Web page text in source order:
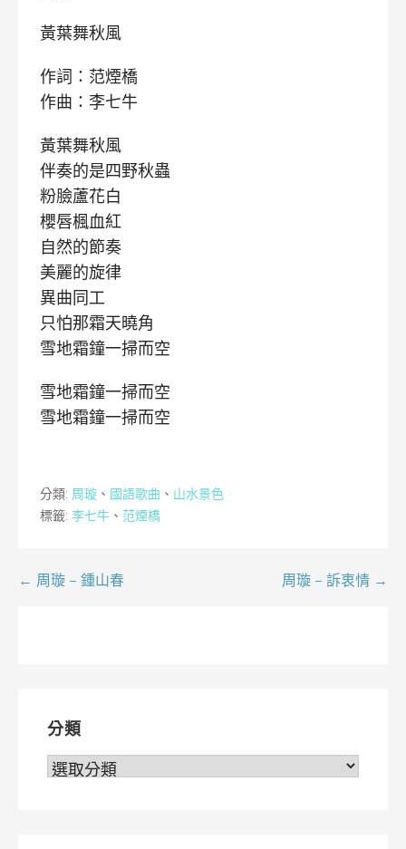
黃葉舞秋風
作詞：范煙橋
作曲：李七牛
黃葉舞秋風
伴奏的是四野秋蟲
粉臉蘆花白
櫻唇楓血紅
自然的節奏
美麗的旋律
異曲同工
只怕那霜天曉角
雪地霜鐘一掃而空
雪地霜鐘一掃而空
雪地霜鐘一掃而空
分類: 周璇 、 國語歌曲 、 山水景色
標籤: 李七牛 、 范煙橋
文← 周璇 – 鍾山春 周璇 – 訴衷情 →
分類
分